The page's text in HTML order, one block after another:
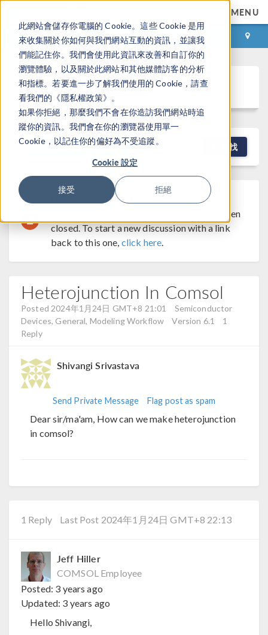
此網站會儲存你電腦的 Cookie。這些 Cookie 是用
來收集關於你如何與我們網站互動的資訊，並讓我
們能記住你。我們會使用此資訊來改善和自訂你的
瀏覽體驗，以及關於此網站和其他媒體訪客的分析
和指標。若要進一步了解我們使用的 Cookie，請查
看我們的《隱私權政策》。
如果你拒絕，那麼我們不會在你造訪我們網站時追
蹤你的資訊。我們會在你的瀏覽器使用單一
Cookie，以記住你的偏好為不受追蹤。
Cookie 設定
接受 拒絕
MENU
登录 咨询与购买
Discussion Forum
NEW DISCUSSION 查找
Discussion Closed
This discussion was
created more than 6 months ago and has been
closed. To start a new discussion with a link
back to this one, click here.
Heterojunction In Comsol
Posted 2024年1月24日 GMT+8 21:01
Semiconductor
Devices, General, Modeling Workflow
Version 6.1
1
Reply
Shivangi Srivastava
Send Private Message Flag post as spam
Dear sir/ma'am, How can we make heterojunction
in comsol?
1 Reply Last Post 2024年1月24日 GMT+8 22:13
Jeff Hiller
COMSOL Employee
Posted: 3 years ago
Updated: 3 years ago
Hello Shivangi,